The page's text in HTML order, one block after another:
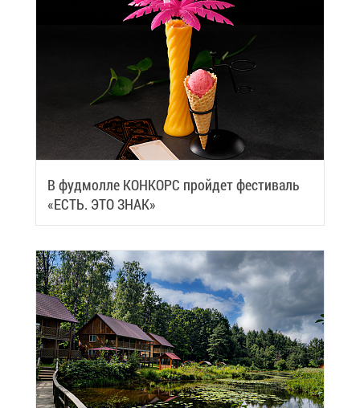
В фуд­мол­ле КОН­КОРС прой­дет фе­сти­валь
«ЕСТЬ. ЭТО ЗНАК»